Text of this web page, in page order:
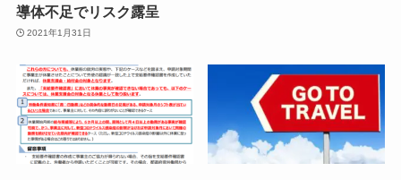
導体不足でリスク露呈
2021年1月31日